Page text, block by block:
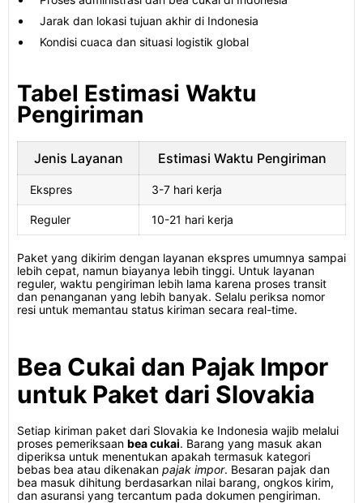
Jarak dan lokasi tujuan akhir di Indonesia
Kondisi cuaca dan situasi logistik global
Tabel Estimasi Waktu
Pengiriman
Jenis Layanan Estimasi Waktu Pengiriman
Ekspres 3-7 hari kerja
Reguler 10-21 hari kerja
Paket yang dikirim dengan layanan ekspres umumnya sampai
lebih cepat, namun biayanya lebih tinggi. Untuk layanan
reguler, waktu pengiriman lebih lama karena proses transit
dan penanganan yang lebih banyak. Selalu periksa nomor
resi untuk memantau status kiriman secara real-time.
Bea Cukai dan Pajak Impor
untuk Paket dari Slovakia
Setiap kiriman paket dari Slovakia ke Indonesia wajib melalui
proses pemeriksaan bea cukai. Barang yang masuk akan
diperiksa untuk menentukan apakah termasuk kategori
bebas bea atau dikenakan pajak impor. Besaran pajak dan
bea masuk dihitung berdasarkan nilai barang, ongkos kirim,
dan asuransi yang tercantum pada dokumen pengiriman.